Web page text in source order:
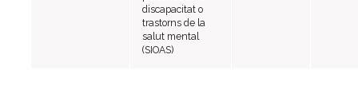
Centre d’atenció especialitzada
Servei d’habitatge
discapacitat o
trastorns de la
salut mental
(SIOAS)